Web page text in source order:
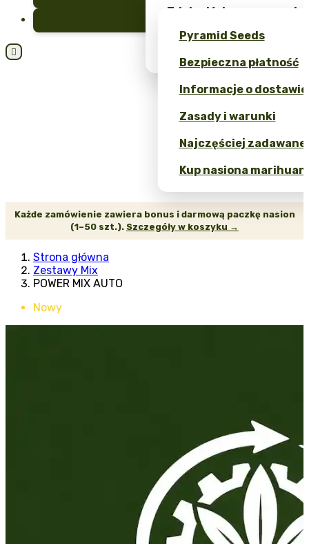
Zdobądź darmowe
Pyramid Seeds
Bezpieczna płatność
Informacje o dostawie
Zasady i warunki
Najczęściej zadawane
Kup nasiona

Każde zamówienie zawiera bonus i darmową paczkę nasion
(1–50 szt.). Szczegóły w koszyku →
Strona główna
Zestawy Mix
POWER MIX AUTO
Nowy